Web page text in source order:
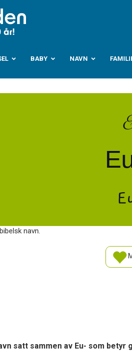
Babyverden.no
BABY NAVN
navn.
satt sammen av Eu- som